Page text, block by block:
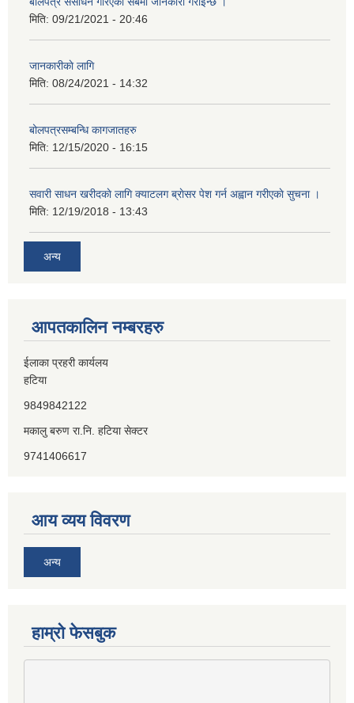
मिति: 09/21/2021 - 20:46
जानकारीकाे लागि
मिति: 08/24/2021 - 14:32
बोलपत्रसम्बन्धि कागजातहरु
मिति: 12/15/2020 - 16:15
सवारी साधन खरीदकाे लागि क्याटलग ब्राेसर पेश गर्न अह्वान गरीएकाे सुचना ।
मिति: 12/19/2018 - 13:43
अन्य
आपतकालिन नम्बरहरु
ईलाका प्रहरी कार्यलय
हटिया
9849842122
मकालु बरुण रा.नि. हटिया सेक्टर
9741406617
आय व्यय विवरण
अन्य
हाम्राे फेसबुक